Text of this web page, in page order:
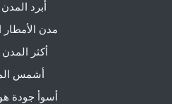
أبرد المدن
مدن الأمطار
أكثر المدن
أشمس
أسوأ جودة